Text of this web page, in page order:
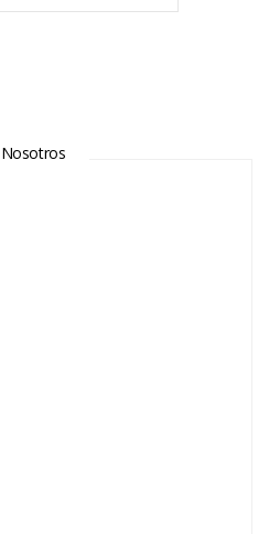
Nosotros